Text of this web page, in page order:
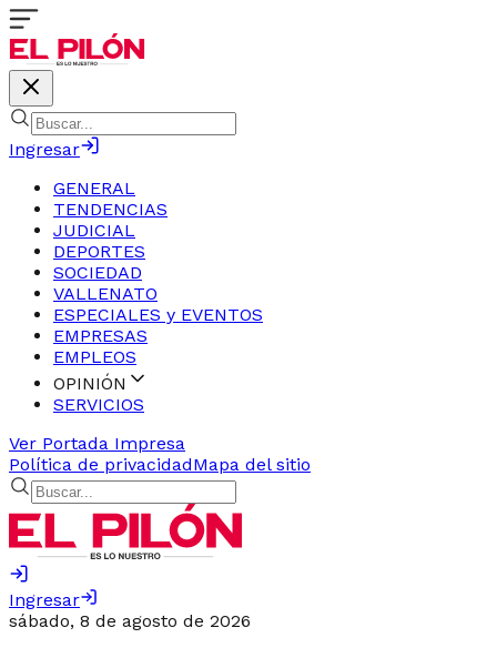
Ingresar
GENERAL
TENDENCIAS
JUDICIAL
DEPORTES
SOCIEDAD
VALLENATO
ESPECIALES y EVENTOS
EMPRESAS
EMPLEOS
OPINIÓN
SERVICIOS
Ver Portada Impresa
Política de privacidadMapa del sitio
Ingresar
sábado, 8 de agosto de 2026